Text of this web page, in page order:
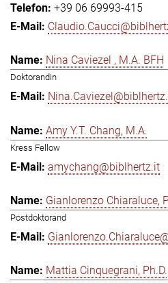
+39 06 69993-415
Nina Caviezel , M.A. BFH
Doktorandin
Amy Y.T. Chang, M.A.
Kress Fellow
amychang@biblhertz.it
Gianlorenzo Chiaraluce,
Postdoktorand
Mattia Cinquegrani, Ph.D.